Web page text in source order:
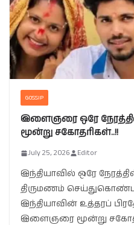
GOSSIP
இளைஞரை ஒரே
மூன்று சகோதரிகள்..!!
July 25, 2026 Editor
இந்தியாவில் ஒரே
திருமணம்
இந்தியாவின் உத்தரப்
இளைஞரை மூன்று